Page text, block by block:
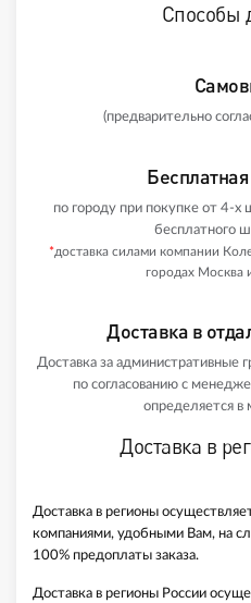
Способы
(предварительно
по городу при покупке от 4-х
бесплатного
*доставка силами компании
городах Москва
Доставка в
Доставка за административные
по согласованию с
определяется в
Доставка в
Доставка в регионы
компаниями, удобными Вам, на
100% предоплаты заказа.
Доставка в регионы России